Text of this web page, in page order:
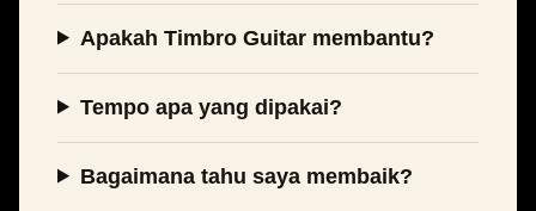
Apakah Timbro Guitar membantu?
Tempo apa yang dipakai?
Bagaimana tahu saya membaik?